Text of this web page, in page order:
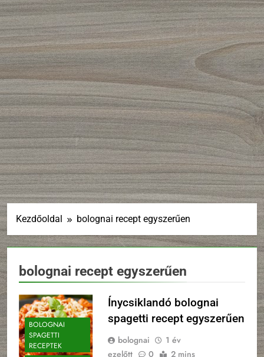
Kezdőoldal bolognai recept egyszerűen
bolognai recept egyszerűen
BOLOGNAI
SPAGETTI
RECEPTEK
Ínycsiklandó bolognai
spagetti recept egyszerűen
bolognai
1 év
ezelőtt
0 2 mins